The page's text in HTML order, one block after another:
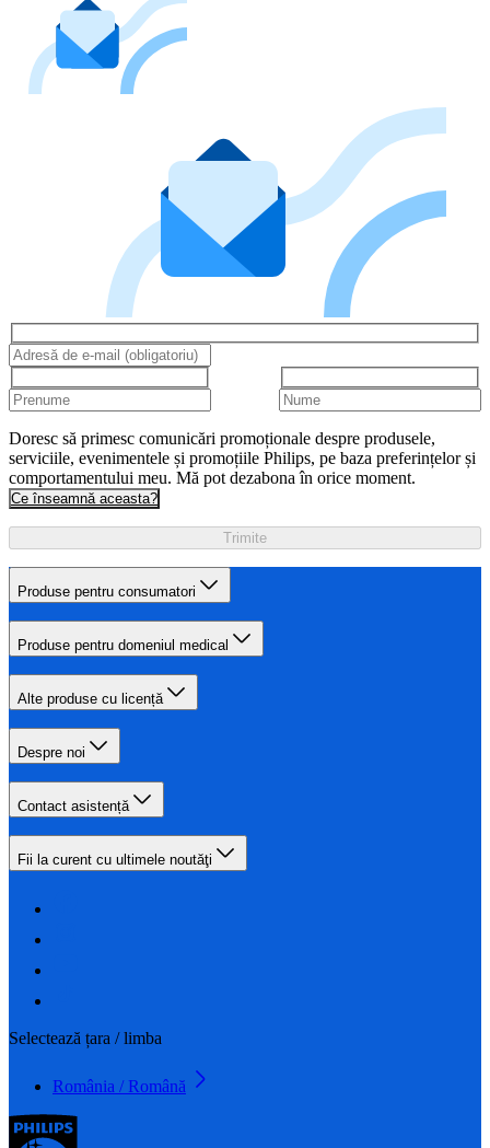
Doresc să primesc comunicări promoționale despre produsele,
serviciile, evenimentele și promoțiile Philips, pe baza preferințelor și
comportamentului meu. Mă pot dezabona în orice moment.
Ce înseamnă aceasta?
Trimite
Produse pentru consumatori
Produse pentru domeniul medical
Alte produse cu licență
Despre noi
Contact asistență
Fii la curent cu ultimele noutăţi
Selectează țara / limba
România / Română